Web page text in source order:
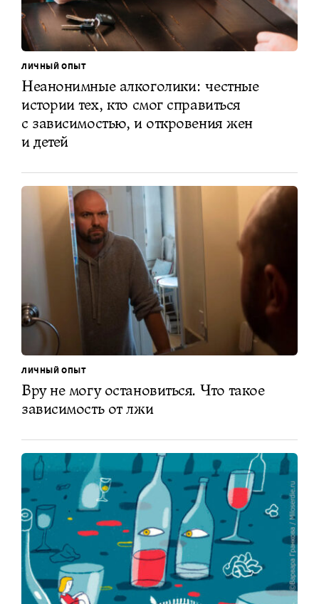
ЛИЧНЫЙ ОПЫТ
Неанонимные алкоголики: честные
истории тех, кто смог справиться
с зависимостью, и откровения жен
и детей
ЛИЧНЫЙ ОПЫТ
Вру не могу остановиться. Что такое
зависимость от лжи